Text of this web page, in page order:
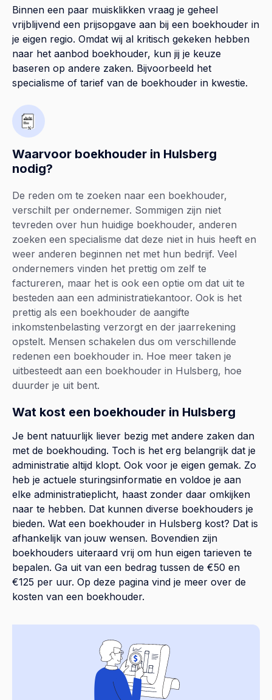
Binnen een paar muisklikken vraag je geheel
vrijblijvend een prijsopgave aan bij een boekhouder in
je eigen regio. Omdat wij al kritisch gekeken hebben
naar het aanbod boekhouder, kun jij je keuze
baseren op andere zaken. Bijvoorbeeld het
specialisme of tarief van de boekhouder in kwestie.
Waarvoor boekhouder in Hulsberg
nodig?
De reden om te zoeken naar een boekhouder,
verschilt per ondernemer. Sommigen zijn niet
tevreden over hun huidige boekhouder, anderen
zoeken een specialisme dat deze niet in huis heeft en
weer anderen beginnen net met hun bedrijf. Veel
ondernemers vinden het prettig om zelf te
factureren, maar het is ook een optie om dat uit te
besteden aan een administratiekantoor. Ook is het
prettig als een boekhouder de aangifte
inkomstenbelasting verzorgt en der jaarrekening
opstelt. Mensen schakelen dus om verschillende
redenen een boekhouder in. Hoe meer taken je
uitbesteedt aan een boekhouder in Hulsberg, hoe
duurder je uit bent.
Wat kost een boekhouder in Hulsberg
Je bent natuurlijk liever bezig met andere zaken dan
met de boekhouding. Toch is het erg belangrijk dat je
administratie altijd klopt. Ook voor je eigen gemak. Zo
heb je actuele sturingsinformatie en voldoe je aan
elke administratieplicht, haast zonder daar omkijken
naar te hebben. Dat kunnen diverse boekhouders je
bieden. Wat een boekhouder in Hulsberg kost? Dat is
afhankelijk van jouw wensen. Bovendien zijn
boekhouders uiteraard vrij om hun eigen tarieven te
bepalen. Ga uit van een bedrag tussen de €50 en
€125 per uur. Op deze pagina vind je meer over de
kosten van een boekhouder.